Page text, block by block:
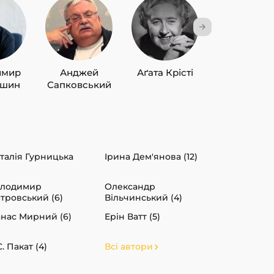
Анджей
Сапковський
Аґата Крісті
Гурницька Ірина Дем'янова (12)
(6)
Олександр
Вільчинський (4)
Мирний (6)
Ерін Ватт (5)
Пакат (4) Всі автори